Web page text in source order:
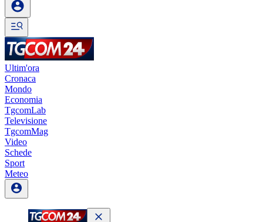
Ultim'ora
Cronaca
Mondo
Economia
TgcomLab
Televisione
TgcomMag
Video
Schede
Sport
Meteo